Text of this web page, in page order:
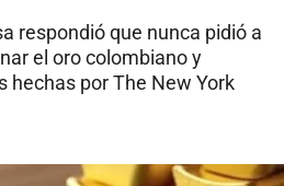
respondió que nunca pidió a
el oro colombiano y
hechas por The New York